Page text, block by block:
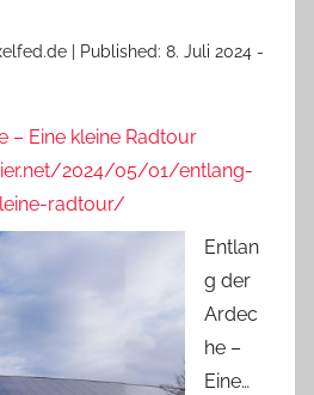
Published: 8. Juli 2024 -
– Eine kleine Radtour
2024/05/01/entlang-
radtour/
Entlan
g der
Ardec
he –
Eine…